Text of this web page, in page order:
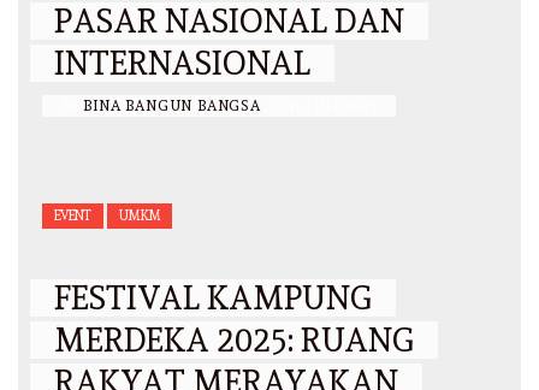
PASAR NASIONAL DAN
INTERNASIONAL
BINA BANGUN BANGSA
EVENT UMKM
FESTIVAL KAMPUNG
MERDEKA 2025: RUANG
RAKYAT MERAYAKAN